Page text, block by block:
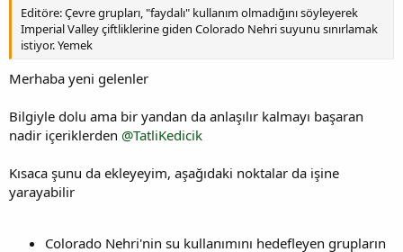
Editöre: Çevre grupları, "faydalı" kullanım olmadığını söyleyerek
Imperial Valley çiftliklerine giden Colorado Nehri suyunu sınırlamak
istiyor. Yemek
Merhaba yeni gelenler
Bilgiyle dolu ama bir yandan da anlaşılır kalmayı başaran
nadir içeriklerden @TatliKedicik
Kısaca şunu da ekleyeyim, aşağıdaki noktalar da işine
yarayabilir
Colorado Nehri'nin su kullanımını hedefleyen grupların